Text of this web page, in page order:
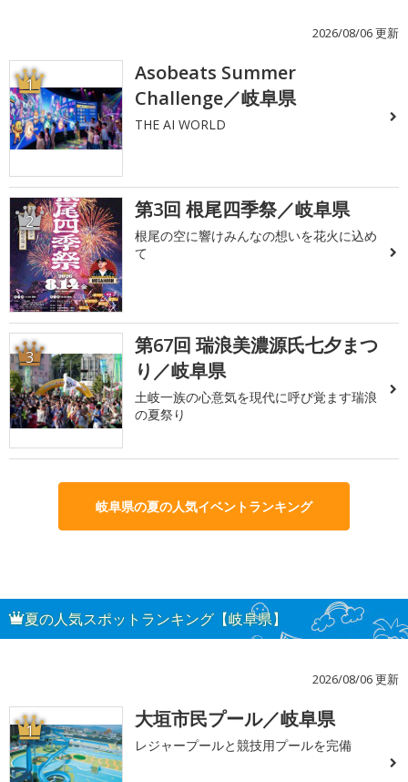
2026/08/06 更新
1
Asobeats Summer
Challenge／岐阜県
THE AI WORLD
2 第3回 根尾四季祭／岐阜県
根尾の空に響けみんなの想いを花火に込め
て
3
第67回 瑞浪美濃源氏七夕まつ
り／岐阜県
土岐一族の心意気を現代に呼び覚ます瑞浪
の夏祭り
岐阜県の夏の人気イベントランキング
夏の人気スポットランキング【岐阜県】
2026/08/06 更新
1 大垣市民プール／岐阜県
レジャープールと競技用プールを完備